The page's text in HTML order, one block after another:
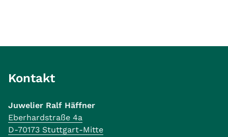
Kontakt
Juwelier Ralf Häffner
Eberhardstraße 4a
D-70173 Stuttgart-Mitte